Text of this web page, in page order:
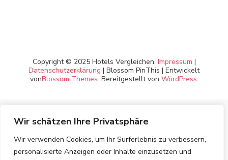
Wir schätzen Ihre Privatsphäre
Wir verwenden Cookies, um Ihr Surferlebnis zu verbessern,
personalisierte Anzeigen oder Inhalte einzusetzen und
Copyright © 2025 Hotels Vergleichen. Impressum |
Datenschutzerklärung | Blossom PinThis | Entwickelt
vonBlossom Themes. Bereitgestellt von WordPress.